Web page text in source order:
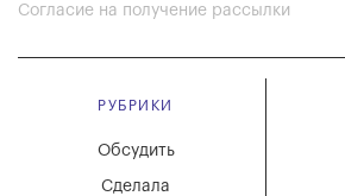
Согласие на получение рассылки
РУБРИКИ
Обсудить
Сделала